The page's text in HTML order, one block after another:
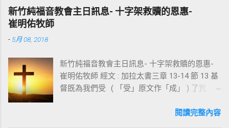
新竹純福音教會主日訊息- 十字架救贖的恩惠-
崔明佑牧師
- 5月 08, 2018
新竹純福音教會主日訊息- 十字架救贖的恩惠-
崔明佑牧師 經文 : 加拉太書三章 13-14 節 13 基
督既為我們受 ( 「受」原文作「成」 ) 了咒
著：「凡掛在木頭上都是被咒詛的。」 14 這
閱讀完整內容